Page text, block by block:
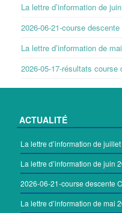
La lettre d’information de
2026-06-21-course
La lettre d’information de
2026-05-17-résultats course
ACTUALITÉ
La lettre d’information de
La lettre d’information de juin
2026-06-21-course descente
La lettre d’information de mai